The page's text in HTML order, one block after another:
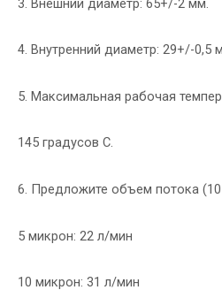
3. Внешний диаметр: 65+/-2 мм.
4. Внутренний диаметр: 29+/-0,5
5. Максимальная рабочая
145 градусов С.
6. Предложите объем потока
5 микрон: 22 л/мин
10 микрон: 31 л/мин